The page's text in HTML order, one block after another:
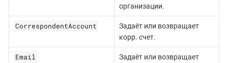
организации.
CorrespondentAccount
Задаёт или возвращает
корр. счет.
Email
Задаёт или возвращает